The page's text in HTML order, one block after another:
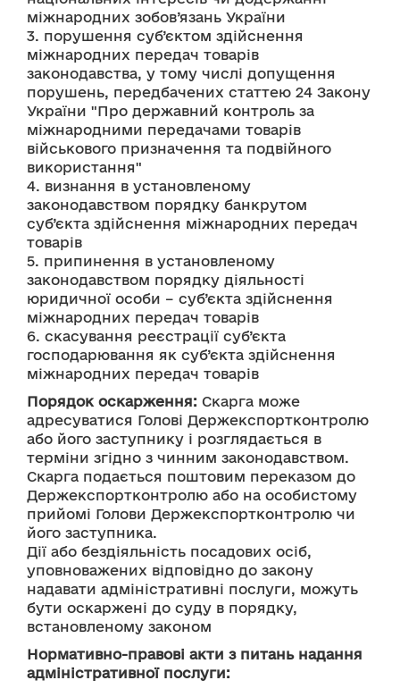
міжнародних зобов’язань України
3. порушення суб’єктом здійснення
міжнародних передач товарів
законодавства, у тому числі допущення
порушень, передбачених статтею 24 Закону
України "Про державний контроль за
міжнародними передачами товарів
військового призначення та подвійного
використання"
4. визнання в установленому
законодавством порядку банкрутом
суб’єкта здійснення міжнародних передач
товарів
5. припинення в установленому
законодавством порядку діяльності
юридичної особи – суб’єкта здійснення
міжнародних передач товарів
6. скасування реєстрації суб’єкта
господарювання як суб’єкта здійснення
міжнародних передач товарів
Порядок оскарження: Скарга може
адресуватися Голові Держекспортконтролю
або його заступнику і розглядається в
терміни згідно з чинним законодавством.
Скарга подається поштовим переказом до
Держекспортконтролю або на особистому
прийомі Голови Держекспортконтролю чи
його заступника.
Дії або бездіяльність посадових осіб,
уповноважених відповідно до закону
надавати адміністративні послуги, можуть
бути оскаржені до суду в порядку,
встановленому законом
Нормативно-правові акти з питань надання
адміністративної послуги: